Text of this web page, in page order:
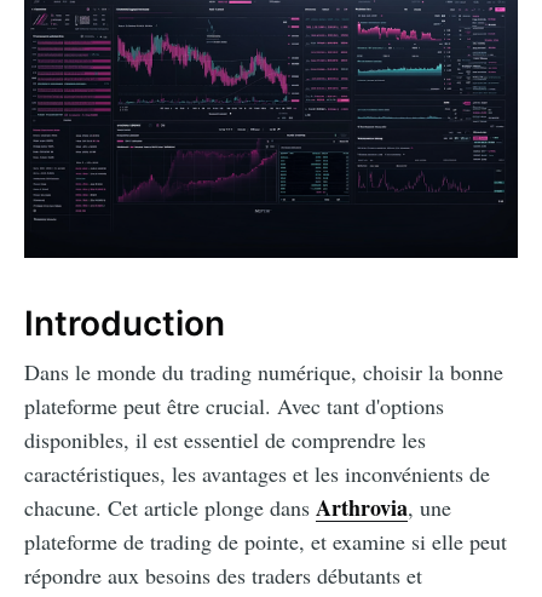
Introduction
Dans le monde du trading numérique, choisir la bonne
plateforme peut être crucial. Avec tant d'options
disponibles, il est essentiel de comprendre les
caractéristiques, les avantages et les inconvénients de
chacune. Cet article plonge dans Arthrovia, une
plateforme de trading de pointe, et examine si elle peut
répondre aux besoins des traders débutants et